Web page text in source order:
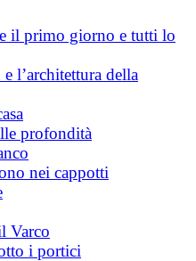
il primo giorno e tutti lo
l’architettura della
profondità
nei cappotti
Varco
i portici